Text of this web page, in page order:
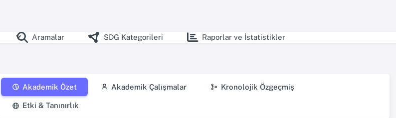
Aramalar SDG Kategorileri Raporlar ve İstatistikler
Akademik Özet Akademik Çalışmalar Kronolojik Özgeçmiş
Etki & Tanınırlık